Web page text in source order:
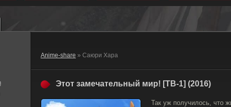
Anime-share » Саюри Хара
Этот замечательный мир! [ТВ-1] (2016)
Так уж получилось, что